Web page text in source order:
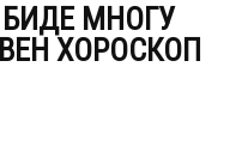
МНОГУ
ХОРОСКОП